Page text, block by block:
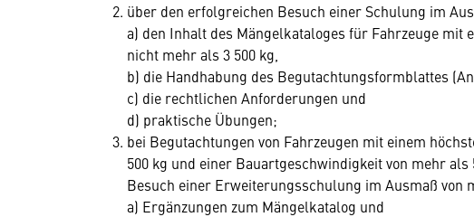
über den erfolgreichen Besuch einer Schulung im
a) den Inhalt des Mängelkataloges für Fahrzeuge mit
nicht mehr als 3 500 kg,
b) die Handhabung des Begutachtungsformblattes
c) die rechtlichen Anforderungen und
d) praktische Übungen;
bei Begutachtungen von Fahrzeugen mit einem
500 kg und einer Bauartgeschwindigkeit von mehr
Besuch einer Erweiterungsschulung im Ausmaß von
a) Ergänzungen zum Mängelkatalog und